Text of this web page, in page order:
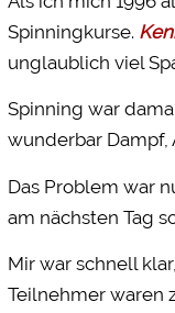
Spinningkurse.
unglaublich viel
Spinning war
wunderbar Dampf,
Das Problem war
am nächsten Tag
Mir war schnell
Teilnehmer waren